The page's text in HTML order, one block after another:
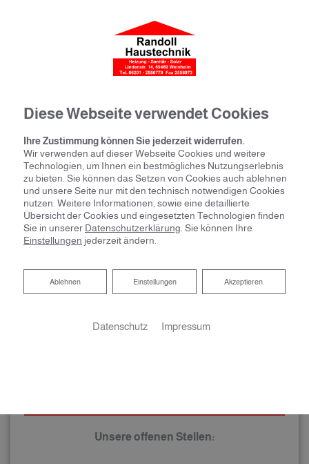
Unsere offenen Stellen:
Diese Webseite verwendet Cookies
Ihre Zustimmung können Sie jederzeit widerrufen.
Wir verwenden auf dieser Webseite Cookies und weitere
Technologien, um Ihnen ein bestmögliches Nutzungserlebnis
zu bieten. Sie können das Setzen von Cookies auch ablehnen
und unsere Seite nur mit den technisch notwendigen Cookies
nutzen. Weitere Informationen, sowie eine detaillierte
Übersicht der Cookies und eingesetzten Technologien finden
Sie in unserer Datenschutzerklärung . Sie können Ihre
Einstellungen jederzeit ändern.
Akzeptieren
Einstellungen
Ablehnen
Ablehnen
Datenschutz Impressum